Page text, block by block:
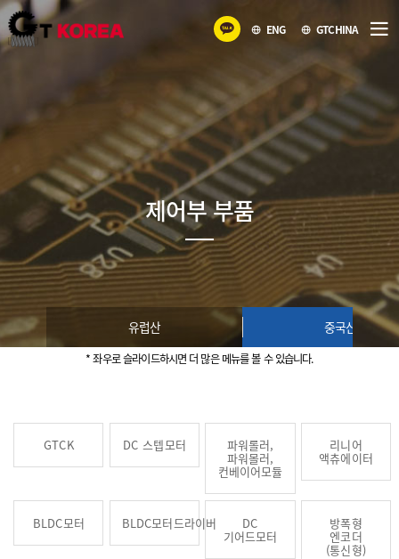
ENG GTCHINA
제어부 부품
유럽산 중국산
GTCK DC 스텝모터 파워롤러,
파워몰러,
컨베이어모듈
리니어
액츄에이터
BLDC모터 BLDC모터드라이버 DC
기어드모터
방폭형
엔코더
(통신형)